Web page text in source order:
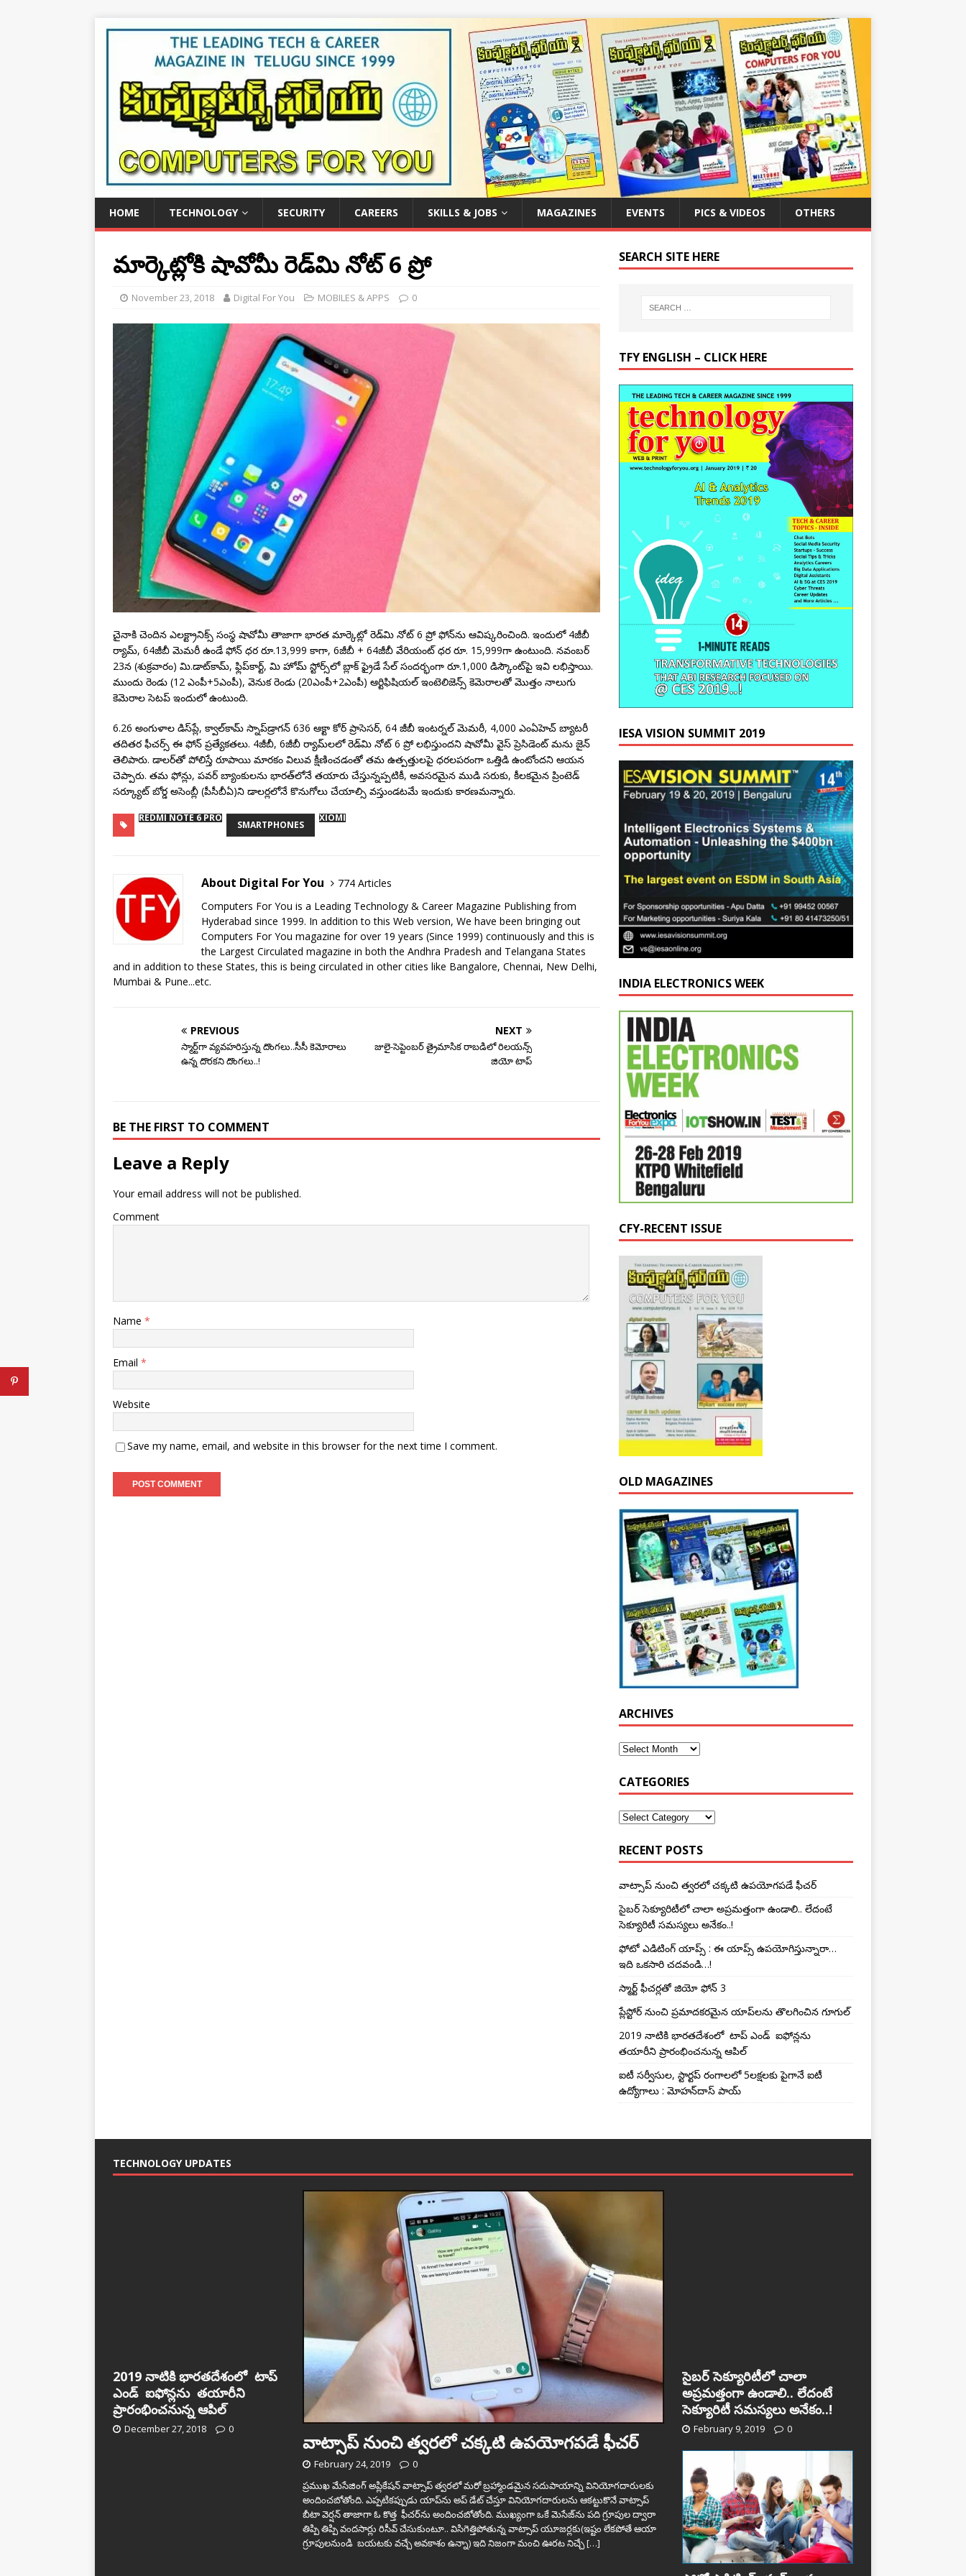
HOME TECHNOLOGY SECURITY CAREERS SKILLS & JOBS MAGAZINES EVENTS PICS & VIDEOS OTHERS
మార్కెట్లోకి షావోమీ రెడ్‌మి నోట్‌ 6 ప్రో
November 23, 2018 Digital For You MOBILES & APPS 0
చైనాకి చెందిన ఎలక్ట్రానిక్స్‌ సంస్థ షావోమీ తాజాగా భారత మార్కెట్లో రెడ్‌మి నోట్‌ 6 ప్రో ఫోన్‌ను ఆవిష్కరించింది. ఇందులో 4జీబీ
ర్యామ్, 64జీబీ మెమరీ ఉండే ఫోన్‌ ధర రూ.13,999 కాగా, 6జీబీ + 64జీబీ వేరియంట్‌ ధర రూ. 15,999గా ఉంటుంది. నవంబర్‌
23న (శుక్రవారం) మి.డాట్‌కామ్, ఫ్లిప్‌కార్ట్, మి హోమ్‌ స్టోర్స్‌లో బ్లాక్‌ ఫ్రైడే సేల్‌ సందర్భంగా రూ.1,000 డిస్కౌంట్‌పై ఇవి లభిస్తాయి.
ముందు రెండు (12 ఎంపీ+5ఎంపీ), వెనుక రెండు (20ఎంపీ+2ఎంపీ) ఆర్టిఫిషియల్‌ ఇంటెలిజెన్స్‌ కెమెరాలతో మొత్తం నాలుగు
కెమెరాల సెటప్‌ ఇందులో ఉంటుంది.
6.26 అంగుళాల డిస్‌ప్లే, క్వాల్‌కామ్‌ స్నాప్‌డ్రాగన్‌ 636 ఆక్టా కోర్‌ ప్రాసెసర్, 64 జీబీ ఇంటర్నల్‌ మెమరీ, 4,000 ఎంఏహెచ్‌ బ్యాటరీ
తదితర ఫీచర్స్‌ ఈ ఫోన్‌ ప్రత్యేకతలు. 4జీబీ, 6జీబీ ర్యామ్‌లలో రెడ్‌మి నోట్‌ 6 ప్రో లభిస్తుందని షావోమీ వైస్‌ ప్రెసిడెంట్‌ మను జైన్‌
తెలిపారు. డాలర్‌తో పోలిస్తే రూపాయి మారకం విలువ క్షీణించడంతో తమ ఉత్పత్తులపై ధరలపరంగా ఒత్తిడి ఉంటోందని ఆయన
చెప్పారు. తమ ఫోన్లు, పవర్‌ బ్యాంకులను భారత్‌లోనే తయారు చేస్తున్నప్పటికీ, అవసరమైన ముడి సరుకు, కీలకమైన ప్రింటెడ్‌
సర్క్యూట్‌ బోర్డ అసెంబ్లీ (పీసీబీఏ)ని డాలర్లలోనే కొనుగోలు చేయాల్సి వస్తుండటమే ఇందుకు కారణమన్నారు.
REDMI NOTE 6 PRO
SMARTPHONES
XIOMI
About Digital For You
774 Articles
Computers For You is a Leading Technology & Career Magazine Publishing from
Hyderabad since 1999. In addition to this Web version, We have been bringing out
Computers For You magazine for over 19 years (Since 1999) continuously and this is
the Largest Circulated magazine in both the Andhra Pradesh and Telangana States
and in addition to these States, this is being circulated in other cities like Bangalore, Chennai, New Delhi,
Mumbai & Pune...etc.
PREVIOUS
స్మార్ట్‌గా వ్య‌వ‌హ‌రిస్తున్న దొంగ‌లు..సీసీ కెమోరాలు
ఉన్న దొర‌క‌ని దొంగ‌లు..!
NEXT
జులై-సెప్టెంబర్‌ త్రైమాసిక రాబడిలో రిలయన్స్‌
జియో టాప్‌
BE THE FIRST TO COMMENT
Leave a Reply
Your email address will not be published.
Comment
Name *
Email *
Website
Save my name, email, and website in this browser for the next time I comment.
SEARCH SITE HERE
TFY ENGLISH – CLICK HERE
IESA VISION SUMMIT 2019
INDIA ELECTRONICS WEEK
CFY-RECENT ISSUE
OLD MAGAZINES
ARCHIVES
CATEGORIES
RECENT POSTS
వాట్సాప్ నుంచి త్వ‌ర‌లో చ‌క్క‌టి ఉప‌యోగ‌ప‌డే ఫీచ‌ర్‌
సైబర్‌ సెక్యూరిటీలో చాలా అప్ర‌మ‌త్తంగా ఉండాలి.. లేదంటే
సెక్యూరిటీ స‌మ‌స్య‌లు అనేకం..!
ఫోటో ఎడిటింగ్ యాప్స్‌ : ఈ యాప్స్ ఉప‌యోగిస్తున్నారా…
ఇది ఒక‌సారి చ‌దవండి…!
స్మార్ట్‌ ఫీచర్లతో జియో ఫోన్‌ 3
ప్లేస్టోర్ నుంచి ప్ర‌మాద‌క‌ర‌మైన యాప్‌ల‌ను తొల‌గించిన గూగుల్
2019 నాటికి భారతదేశంలో టాప్‌ ఎండ్‌ ఐఫోన్లను
తయారీని ప్రారంభించ‌నున్న ఆపిల్‌
ఐటీ సర్వీసుల, స్టార్టప్ రంగాల‌లో 5ల‌క్ష‌ల‌కు పైగానే ఐటీ
ఉద్యోగాలు : మోహన్‌దాస్ పాయ్‌
TECHNOLOGY UPDATES
వాట్సాప్ నుంచి త్వ‌ర‌లో చ‌క్క‌టి ఉప‌యోగ‌ప‌డే ఫీచ‌ర్‌
February 24, 2019
0
ప్రముఖ మేసేజింగ్ అప్లికేషన్ వాట్సాప్ త్వరలో మరో బ్రహ్మాండమైన సదుపాయాన్ని వినియోగదారులకు
అందించబోతోంది. ఎప్పటికప్పుడు యాప్‌ను అప్ డేట్ చేస్తూ వినియోగదారులను ఆకట్టుకొనే వాట్సాప్
బీటా వెర్షన్ తాజాగా ఓ కొత్త ఫీచర్‌ను అందించబోతోంది. ముఖ్యంగా ఒకే మెసేజ్‌ను పది గ్రూపుల ద్వారా
తిప్పి తిప్పి వందసార్లు రిసీవ్‌ చేసుకుంటూ.. విసిగెత్తిపోతున్న వాట్సాప్‌ యూజర్లకు(ఇష్టం లేకపోతే ఆయా
గ్రూపులనుండి బయటకు వచ్చే అవకాశం ఉన్నా) ఇది నిజంగా మంచి ఊరట నిచ్చే[…]
సైబర్‌ సెక్యూరిటీలో చాలా
అప్ర‌మ‌త్తంగా ఉండాలి.. లేదంటే
సెక్యూరిటీ స‌మ‌స్య‌లు అనేకం..!
February 9, 2019 0
2019 నాటికి భారతదేశంలో టాప్‌
ఎండ్‌ ఐఫోన్లను తయారీని
ప్రారంభించ‌నున్న ఆపిల్‌
December 27, 2018 0